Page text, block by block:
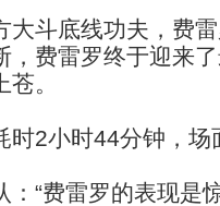
斗底线功夫，费雷
，费雷罗终于迎来
。
2小时44分钟，场
“费雷罗的表现是